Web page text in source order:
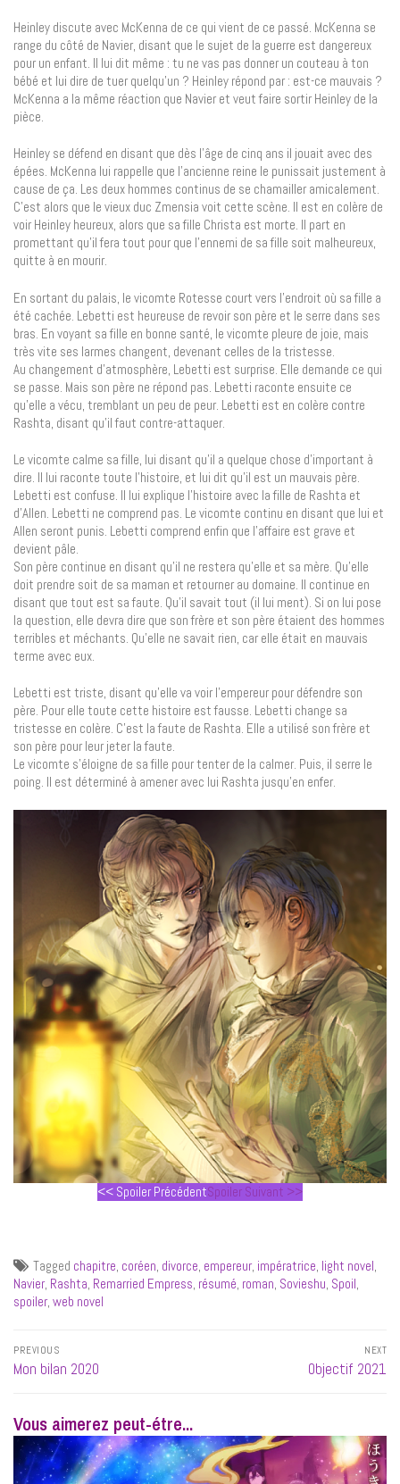
Heinley discute avec McKenna de ce qui vient de ce passé. McKenna se
range du côté de Navier, disant que le sujet de la guerre est dangereux
pour un enfant. Il lui dit même : tu ne vas pas donner un couteau à ton
bébé et lui dire de tuer quelqu’un ? Heinley répond par : est-ce mauvais ?
McKenna a la même réaction que Navier et veut faire sortir Heinley de la
pièce.
Heinley se défend en disant que dès l’âge de cinq ans il jouait avec des
épées. McKenna lui rappelle que l’ancienne reine le punissait justement à
cause de ça. Les deux hommes continus de se chamailler amicalement.
C’est alors que le vieux duc Zmensia voit cette scène. Il est en colère de
voir Heinley heureux, alors que sa fille Christa est morte. Il part en
promettant qu’il fera tout pour que l’ennemi de sa fille soit malheureux,
quitte à en mourir.
En sortant du palais, le vicomte Rotesse court vers l’endroit où sa fille a
été cachée. Lebetti est heureuse de revoir son père et le serre dans ses
bras. En voyant sa fille en bonne santé, le vicomte pleure de joie, mais
très vite ses larmes changent, devenant celles de la tristesse.
Au changement d’atmosphère, Lebetti est surprise. Elle demande ce qui
se passe. Mais son père ne répond pas. Lebetti raconte ensuite ce
qu’elle a vécu, tremblant un peu de peur. Lebetti est en colère contre
Rashta, disant qu’il faut contre-attaquer.
Le vicomte calme sa fille, lui disant qu’il a quelque chose d’important à
dire. Il lui raconte toute l’histoire, et lui dit qu’il est un mauvais père.
Lebetti est confuse. Il lui explique l’histoire avec la fille de Rashta et
d’Allen. Lebetti ne comprend pas. Le vicomte continu en disant que lui et
Allen seront punis. Lebetti comprend enfin que l’affaire est grave et
devient pâle.
Son père continue en disant qu’il ne restera qu’elle et sa mère. Qu’elle
doit prendre soit de sa maman et retourner au domaine. Il continue en
disant que tout est sa faute. Qu’il savait tout (il lui ment). Si on lui pose
la question, elle devra dire que son frère et son père étaient des hommes
terribles et méchants. Qu’elle ne savait rien, car elle était en mauvais
terme avec eux.
Lebetti est triste, disant qu’elle va voir l’empereur pour défendre son
père. Pour elle toute cette histoire est fausse. Lebetti change sa
tristesse en colère. C’est la faute de Rashta. Elle a utilisé son frère et
son père pour leur jeter la faute.
Le vicomte s’éloigne de sa fille pour tenter de la calmer. Puis, il serre le
poing. Il est déterminé à amener avec lui Rashta jusqu’en enfer.
<< Spoiler PrécédentSpoiler Suivant >>
Tagged chapitre, coréen, divorce, empereur, impératrice, light novel,
Navier, Rashta, Remarried Empress, résumé, roman, Sovieshu, Spoil,
spoiler, web novel
Navigation
de
PREVIOUS
Previous
Mon bilan 2020
NEXT
Next
Objectif 2021
Vous aimerez peut-étre...